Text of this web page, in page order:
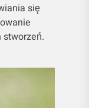
się
stworzeń.